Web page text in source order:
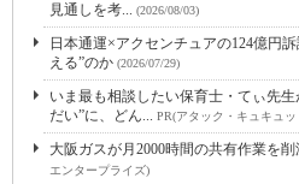
見通しを考... (2026/08/03)
日本通運×アクセンチュアの124億円
える”のか (2026/07/29)
いま最も相談したい保育士・てぃ先
だい”に、どん... PR(アタック・キュキュッ
大阪ガスが月2000時間の共有作業を
エンタープライズ)